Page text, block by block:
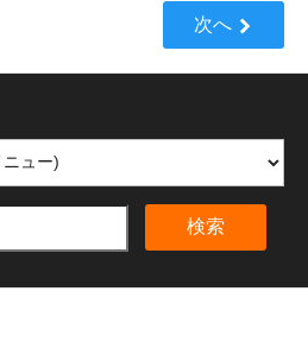
次へ
検索